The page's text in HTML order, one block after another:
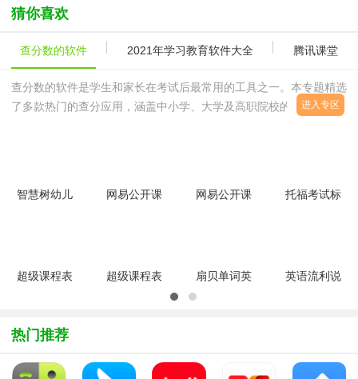
猜你喜欢
查分数的软件 2021年学习教育软件大全 腾讯课堂
查分数的软件是学生和家长在考试后最常用的工具之一。本专题精选
了多款热门的查分应用，涵盖中小学、大学及高职院校的考试成绩查
进入专区
智慧树幼儿
网易公开课
网易公开课
托福考试标
超级课程表
超级课程表
扇贝单词英
英语流利说
热门推荐